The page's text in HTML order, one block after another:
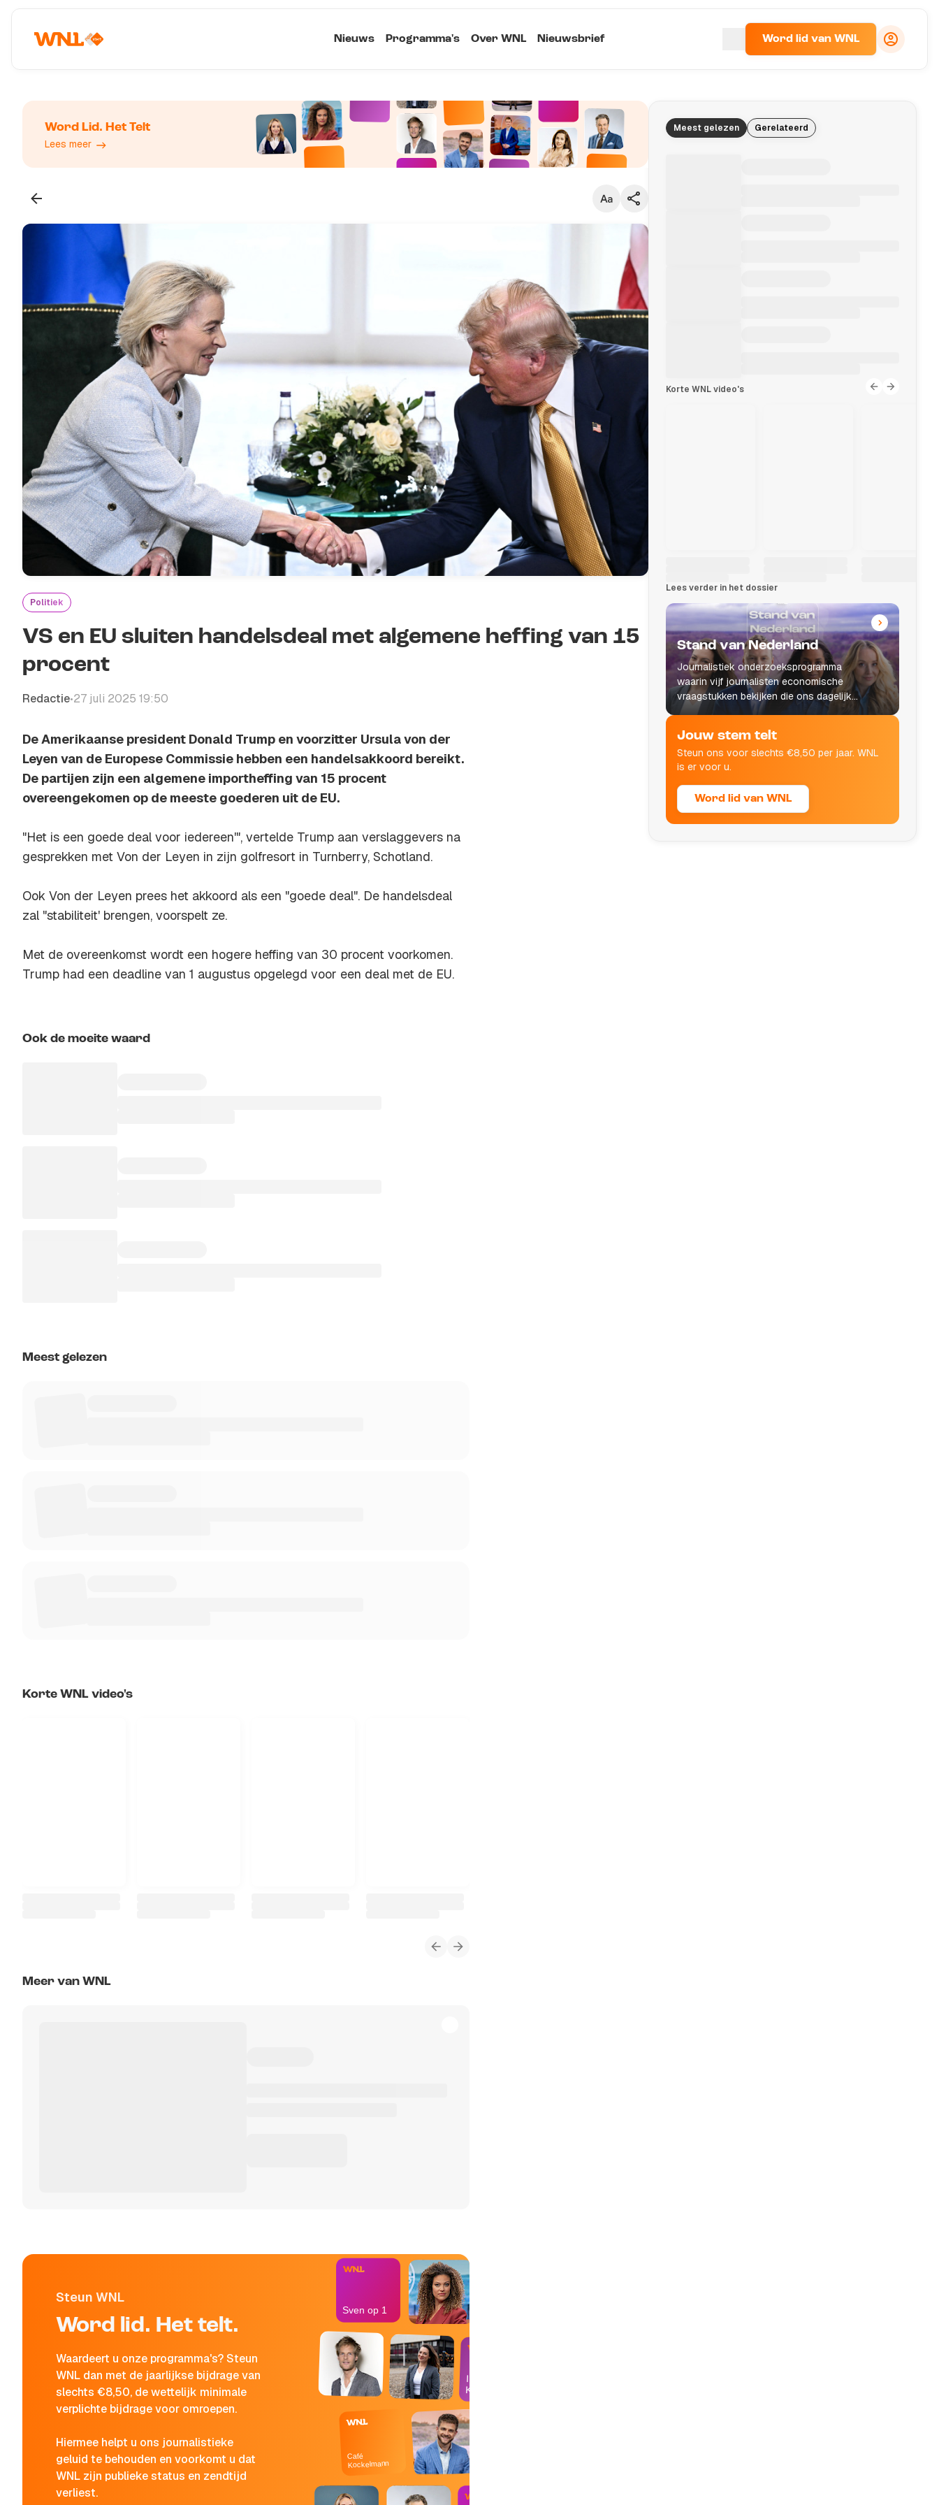
Nieuws Programma's Over WNL Nieuwsbrief Word lid van WNL
Word Lid. Het Telt
Lees meer
Politiek
VS en EU sluiten handelsdeal met algemene heffing van 15
procent
Redactie•27 juli 2025 19:50
De Amerikaanse president Donald Trump en voorzitter Ursula von der
Leyen van de Europese Commissie hebben een handelsakkoord bereikt.
De partijen zijn een algemene importheffing van 15 procent
overeengekomen op de meeste goederen uit de EU.
"Het is een goede deal voor iedereen'", vertelde Trump aan verslaggevers na
gesprekken met Von der Leyen in zijn golfresort in Turnberry, Schotland.
Ook Von der Leyen prees het akkoord als een "goede deal". De handelsdeal
zal "stabiliteit' brengen, voorspelt ze.
Met de overeenkomst wordt een hogere heffing van 30 procent voorkomen.
Trump had een deadline van 1 augustus opgelegd voor een deal met de EU.
Ook de moeite waard
Meest gelezen
Korte WNL video's
Meer van WNL
Steun WNL
Word lid. Het telt.
Waardeert u onze programma's? Steun
WNL dan met de jaarlijkse bijdrage van
slechts €8,50, de wettelijk minimale
verplichte bijdrage voor omroepen.
Hiermee helpt u ons journalistieke
geluid te behouden en voorkomt u dat
WNL zijn publieke status en zendtijd
verliest.
Café
Kockelmann
In de
Kantine
Sven op 1
Meest gelezen Gerelateerd
Korte WNL video's
Lees verder in het dossier
Stand van Nederland
Journalistiek onderzoeksprogramma
waarin vijf journalisten economische
vraagstukken bekijken die ons dagelijks
leven raken.
Jouw stem telt
Steun ons voor slechts €8,50 per jaar. WNL
is er voor u.
Word lid van WNL